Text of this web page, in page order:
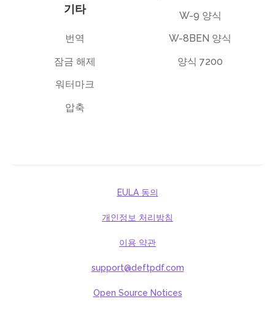
기타
번역
잠금 해제
워터마크
압축
W-9 양식
W-8BEN 양식
양식 7200
EULA 동의
개인정보 처리방침
이용 약관
support@deftpdf.com
Open Source Notices